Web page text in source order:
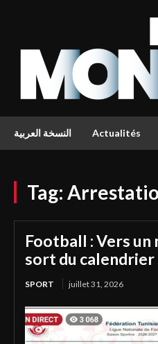
النسخة العربية Actualités
Tag:
Football : Vers un
sort du calendrier
SPORT juillet 31, 2026